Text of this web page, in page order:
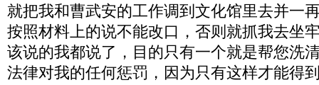
就把我和曹武安的工作调到文化馆里去并一
按照材料上的说不能改口，否则就抓我去坐
该说的我都说了，目的只有一个就是帮您洗
法律对我的任何惩罚，因为只有这样才能得